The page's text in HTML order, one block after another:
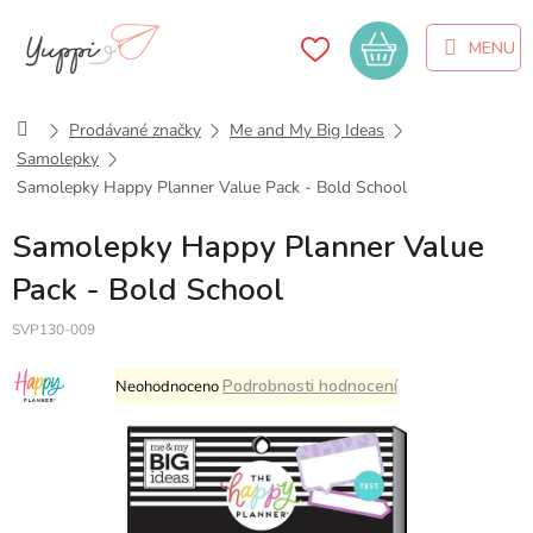
obsah
Nákupní
košík
DomůProdávané značky
Me and My Big Ideas
Samolepky
Samolepky Happy Planner Value Pack - Bold School
Samolepky Happy Planner Value
Pack - Bold School
SVP130-009
Průměrné
hodnocení
produktu
0,0
NeohodnocenoPodrobnosti hodnocení